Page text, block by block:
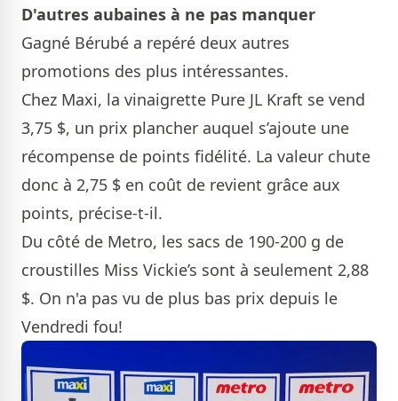
D'autres aubaines à ne pas manquer
Gagné Bérubé a repéré deux autres
promotions des plus intéressantes.
Chez Maxi, la vinaigrette Pure JL Kraft se vend
3,75 $, un prix plancher auquel s’ajoute une
récompense de points fidélité. La valeur chute
donc à 2,75 $ en coût de revient grâce aux
points, précise-t-il.
Du côté de Metro, les sacs de 190-200 g de
croustilles Miss Vickie’s sont à seulement 2,88
$. On n'a pas vu de plus bas prix depuis le
Vendredi fou!